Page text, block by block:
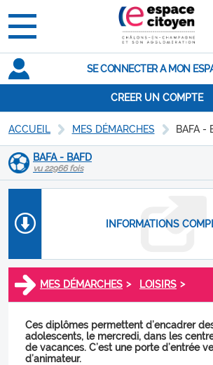
SE CONNECTER A MON
CREER UN COMPTE
ACCUEIL MES DÉMARCHES BAFA -
BAFA - BAFD
vu 22966 fois
INFORMATIONS
MES DÉMARCHES > LOISIRS >
Ces diplômes permettent d’encadrer
adolescents, le mercredi, dans les
de vacances. C’est une porte d’entrée
d’animateur.